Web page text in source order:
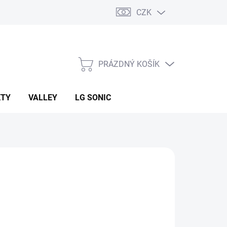
CZK
NÁKUPNÍ
PRÁZDNÝ KOŠÍK
VALLEY LG SONIC